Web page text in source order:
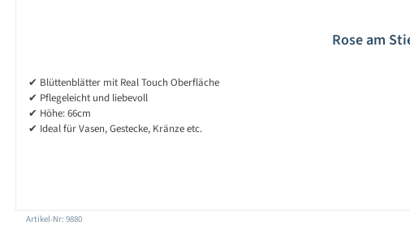
Rose am
✔ Blüttenblätter mit Real Touch Oberfläche
✔ Pflegeleicht und liebevoll
✔ Höhe: 66cm
✔ Ideal für Vasen, Gestecke, Kränze etc.
Artikel-Nr: 9880